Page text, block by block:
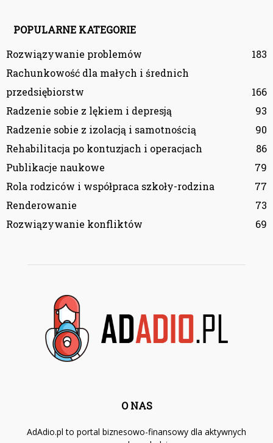
POPULARNE KATEGORIE
Rozwiązywanie problemów
183
Rachunkowość dla małych i średnich
przedsiębiorstw
166
Radzenie sobie z lękiem i depresją
93
Radzenie sobie z izolacją i samotnością
90
Rehabilitacja po kontuzjach i operacjach
86
Publikacje naukowe
79
Rola rodziców i współpraca szkoły-rodzina
77
Renderowanie
73
Rozwiązywanie konfliktów
69
O NAS
AdAdio.pl to portal biznesowo-finansowy dla aktywnych